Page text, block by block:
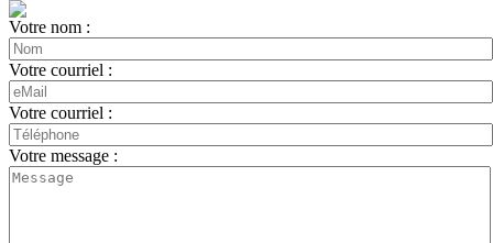
Votre nom :
Votre courriel :
Votre courriel :
Votre message :